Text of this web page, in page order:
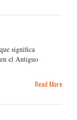
significa
el Antiguo
Read More